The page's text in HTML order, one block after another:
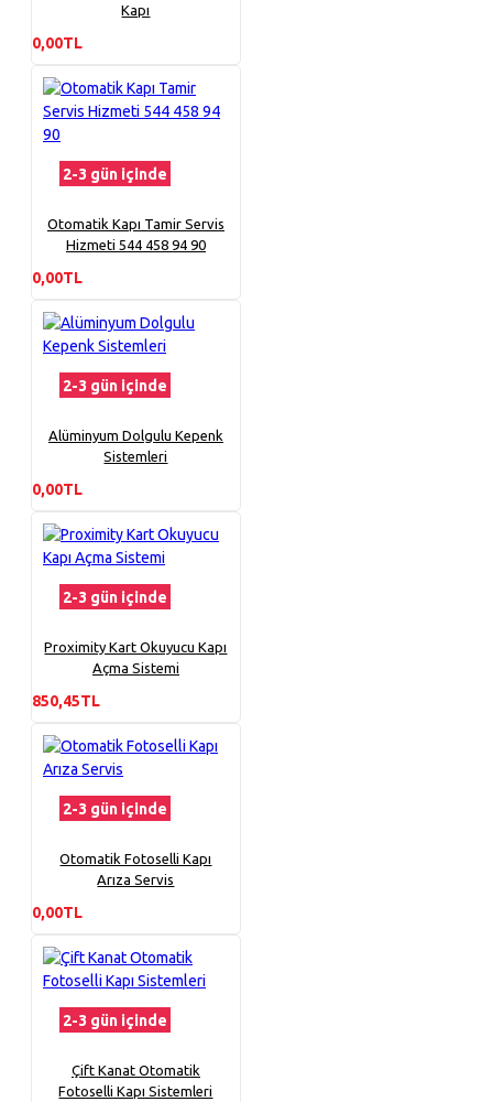
Kapı
0,00TL
2-3 gün içinde
Otomatik Kapı Tamir Servis
Hizmeti 544 458 94 90
0,00TL
2-3 gün içinde
Alüminyum Dolgulu Kepenk
Sistemleri
0,00TL
2-3 gün içinde
Proximity Kart Okuyucu Kapı
Açma Sistemi
850,45TL
2-3 gün içinde
Otomatik Fotoselli Kapı
Arıza Servis
0,00TL
2-3 gün içinde
Çift Kanat Otomatik
Fotoselli Kapı Sistemleri